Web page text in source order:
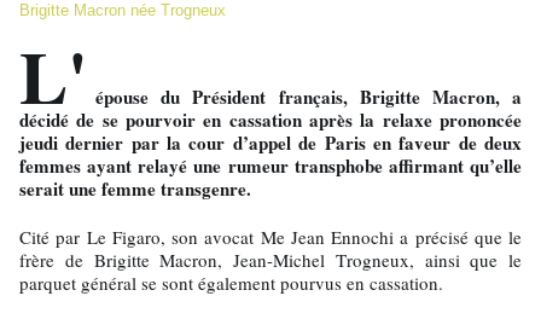
Brigitte Macron née Trogneux
L' épouse du Président français, Brigitte Macron, a
décidé de se pourvoir en cassation après la relaxe prononcée
jeudi dernier par la cour d’appel de Paris en faveur de deux
femmes ayant relayé une rumeur transphobe affirmant qu’elle
serait une femme transgenre.
Cité par Le Figaro, son avocat Me Jean Ennochi a précisé que le
frère de Brigitte Macron, Jean-Michel Trogneux, ainsi que le
parquet général se sont également pourvus en cassation.